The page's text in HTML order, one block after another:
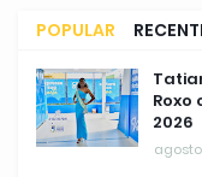
POPULAR
Roxo
2026